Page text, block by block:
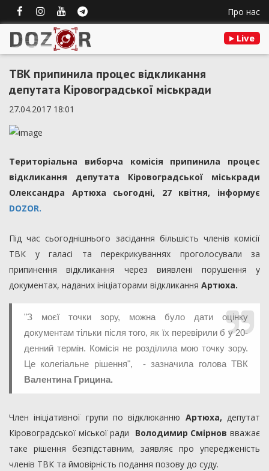
Про нас
Live
ТВК припинила процес відкликання
депутата Кіровоградської міськради
27.04.2017 18:01
Територіальна виборча комісія припинила процес
відкликання депутата Кіровоградської міськради
Олександра Артюха сьогодні, 27 квітня, інформує
DOZOR.
Під час сьогоднішнього засідання більшість членів комісії
ТВК у галасі та перекрикуваннях проголосували за
припинення відкликання через виявлені порушення у
документах, наданих ініціаторами відкликання Артюха.
"З моєї точки зору, можна було дати оцінку
документам тільки після того, як їх перевірили б у 20-
денний термін. Комісія не розділила мою точку зору.
Це колегіальне рішення", - зазначила голова ТВК
Валентина Грицина.
Член ініціативної групи по відклюканню Артюха, депутат
Кіровоградської міської ради Володимир Смірнов вважає
таке рішення безпідставним, заявляє про упередженість
членів ТВК та ймовірність подання позову до суду.